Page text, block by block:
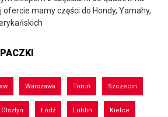
ofercie mamy części do Hondy, Yamahy,
Warszawa Toruń Szczecin
Olsztyn Łódź Lublin Kielce